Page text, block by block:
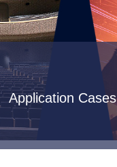
Application Cases